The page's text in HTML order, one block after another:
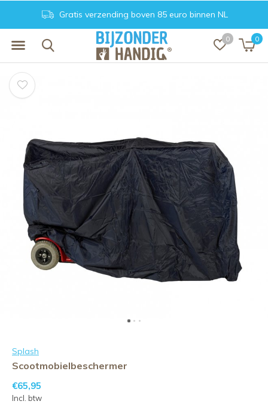
0 0
Gratis verzending boven 85 euro binnen NL
Splash
Scootmobielbeschermer
€65,95
Incl. btw